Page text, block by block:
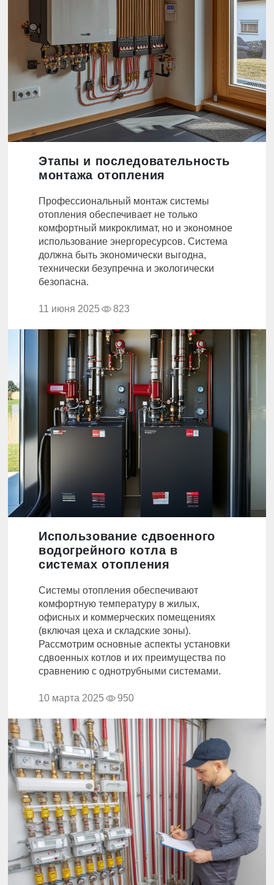
Этапы и последовательность
монтажа отопления
Профессиональный монтаж системы
отопления обеспечивает не только
комфортный микроклимат, но и экономное
использование энергоресурсов. Система
должна быть экономически выгодна,
технически безупречна и экологически
безопасна.
11 июня 2025 823
Использование сдвоенного
водогрейного котла в
системах отопления
Системы отопления обеспечивают
комфортную температуру в жилых,
офисных и коммерческих помещениях
(включая цеха и складские зоны).
Рассмотрим основные аспекты установки
сдвоенных котлов и их преимущества по
сравнению с однотрубными системами.
10 марта 2025 950